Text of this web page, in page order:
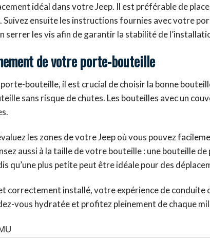
idéal dans votre Jeep. Il est préférable de
Suivez ensuite les instructions fournies avec votre
serrer les vis afin de garantir la stabilité de
de votre porte-bouteille
bouteille, il est crucial de choisir la bonne
sans risque de chutes. Les bouteilles avec un
les zones de votre Jeep où vous pouvez
aussi à la taille de votre bouteille : une bouteille
qu’une plus petite peut être idéale pour des
correctement installé, votre expérience de conduite
vous hydratée et profitez pleinement de chaque